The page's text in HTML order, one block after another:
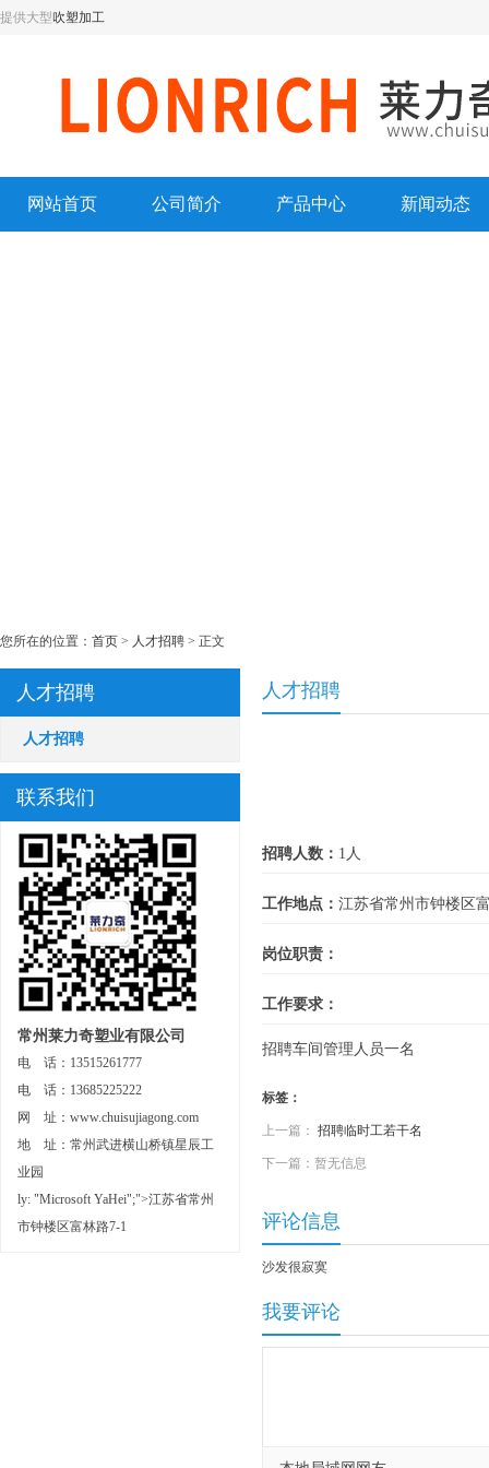
提供大型吹塑加工
网站首页 公司简介 产品中心 新闻动态
您所在的位置： 首页 > 人才招聘 > 正文
人才招聘
人才招聘
联系我们
常州莱力奇塑业有限公司
电 话：13515261777
电 话：13685225222
网 址：www.chuisujiagong.com
地 址：常州武进横山桥镇星辰工
业园
ly: "Microsoft YaHei";">江苏省常州
市钟楼区富林路7-1
人才招聘
招聘人数： 1人
工作地点： 江苏省常州市钟楼区
岗位职责：
工作要求：
招聘车间管理人员一名
标签：
上一篇： 招聘临时工若干名
下一篇：暂无信息
评论信息
沙发很寂寞
我要评论